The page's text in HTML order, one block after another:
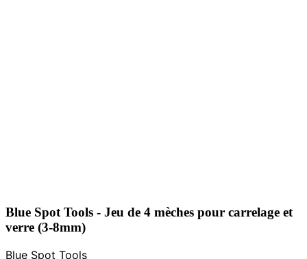
Blue Spot Tools - Jeu de 4 mèches pour carrelage et
verre (3-8mm)
Blue Spot Tools